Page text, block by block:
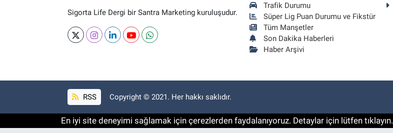
Sigorta Life Dergi bir Santra Marketing kuruluşudur.
Trafik Durumu
Süper Lig Puan Durumu ve Fikstür
Tüm Manşetler
Son Dakika Haberleri
Haber Arşivi
RSS Copyright © 2021. Her hakkı saklıdır.
En iyi site deneyimi sağlamak için çerezlerden faydalanıyoruz. Detaylar için lütfen tıklayın.